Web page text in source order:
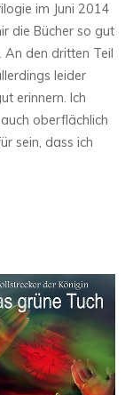
im Juni 2014
die Bücher so gut
An den dritten Teil
leider
erinnern. Ich
oberflächlich
sein, dass ich